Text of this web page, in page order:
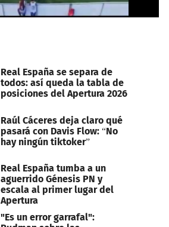
Real España se separa de
todos: así queda la tabla de
posiciones del Apertura 2026
Raúl Cáceres deja claro qué
pasará con Davis Flow: “No
hay ningún tiktoker”
Real España tumba a un
aguerrido Génesis PN y
escala al primer lugar del
Apertura
"Es un error garrafal":